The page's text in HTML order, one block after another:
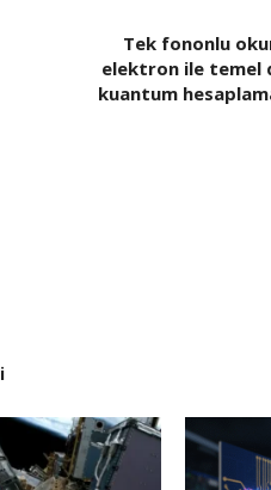
Tek fononlu
elektron ile temel
kuantum